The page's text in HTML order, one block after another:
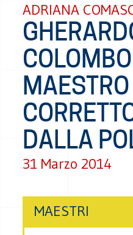
ADRIANA
DALLA
31 Marzo 2014
MAESTRI